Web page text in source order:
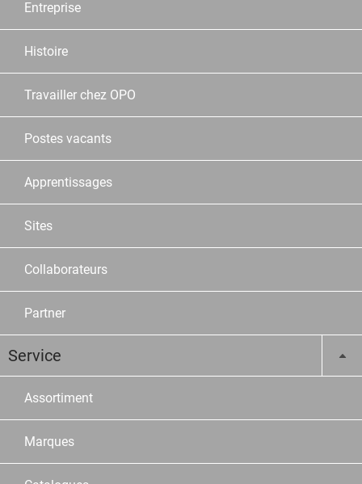
Entreprise
Histoire
Travailler chez OPO
Postes vacants
Apprentissages
Sites
Collaborateurs
Partner
Service
Assortiment
Marques